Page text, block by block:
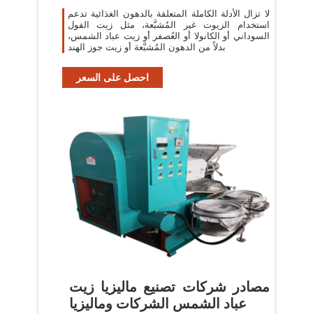
لا تزال الأدلة الكاملة المتعلقة بالدهون الغذائية تدعم
استخدام الزيوت غير المُشبَّعة، مثل زيت الفول
السوداني أو الكانولا أو العُصفر أو زيت عباد الشمس،
بدلاً من الدهون المُشبَّعة أو زيت جوز الهند
احصل على السعر
مصادر شركات تصنيع ماليزيا زيت
عباد الشمس الشركات وماليزيا